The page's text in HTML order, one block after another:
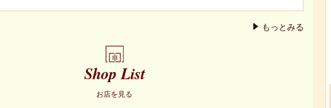
もっとみる
Shop List
お店を見る